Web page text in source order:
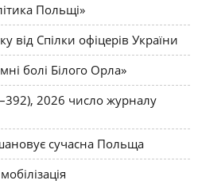
Польщі»
від Спілки офіцерів України
болі Білого Орла»
2026 число журналу
сучасна Польща